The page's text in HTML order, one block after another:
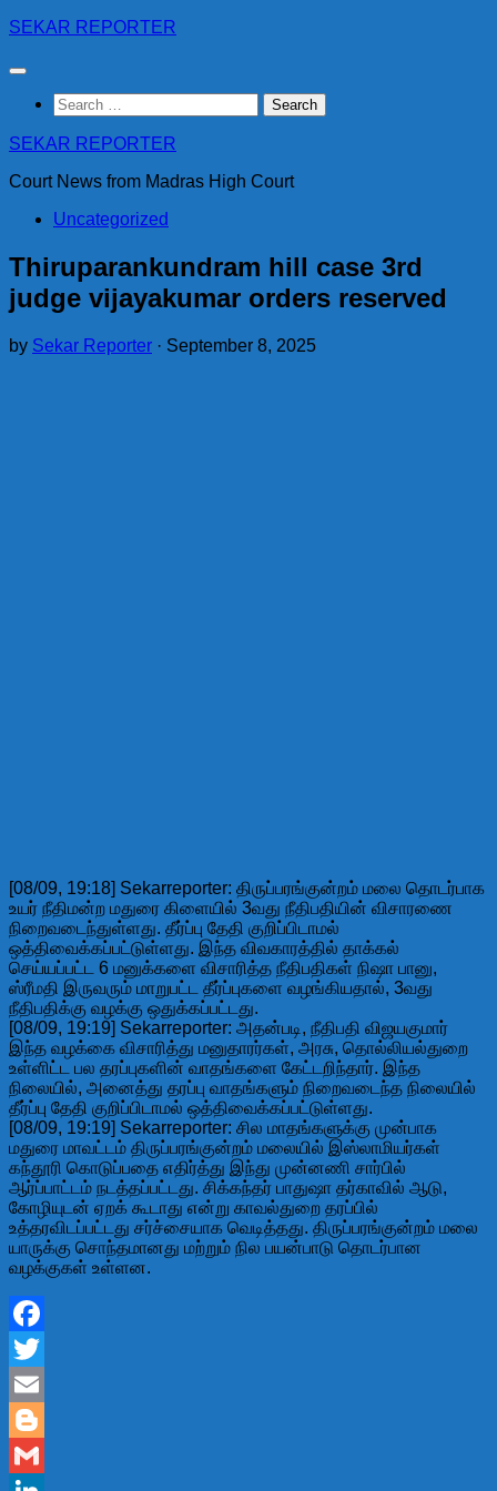
Skip
content
SEKAR REPORTER
Search
for:
SEKAR REPORTER
Court News from Madras High Court
Uncategorized
Thiruparankundram hill case 3rd
judge vijayakumar orders reserved
by Sekar Reporter · September 8, 2025
[08/09, 19:18] Sekarreporter: திருப்பரங்குன்றம் மலை தொடர்பாக
உயர் நீதிமன்ற மதுரை கிளையில் 3வது நீதிபதியின் விசாரணை
நிறைவடைந்துள்ளது. தீர்ப்பு தேதி குறிப்பிடாமல்
ஒத்திவைக்கப்பட்டுள்ளது. இந்த விவகாரத்தில் தாக்கல்
செய்யப்பட்ட 6 மனுக்களை விசாரித்த நீதிபதிகள் நிஷா பானு,
ஸ்ரீமதி இருவரும் மாறுபட்ட தீர்ப்புகளை வழங்கியதால், 3வது
நீதிபதிக்கு வழக்கு ஒதுக்கப்பட்டது.
[08/09, 19:19] Sekarreporter: அதன்படி, நீதிபதி விஜயகுமார்
இந்த வழக்கை விசாரித்து மனுதாரர்கள், அரசு, தொல்லியல்துறை
உள்ளிட்ட பல தரப்புகளின் வாதங்களை கேட்டறிந்தார். இந்த
நிலையில், அனைத்து தரப்பு வாதங்களும் நிறைவடைந்த நிலையில்
தீர்ப்பு தேதி குறிப்பிடாமல் ஒத்திவைக்கப்பட்டுள்ளது.
[08/09, 19:19] Sekarreporter: சில மாதங்களுக்கு முன்பாக
மதுரை மாவட்டம் திருப்பரங்குன்றம் மலையில் இஸ்லாமியர்கள்
கந்தூரி கொடுப்பதை எதிர்த்து இந்து முன்னணி சார்பில்
ஆர்ப்பாட்டம் நடத்தப்பட்டது. சிக்கந்தர் பாதுஷா தர்காவில் ஆடு,
கோழியுடன் ஏறக் கூடாது என்று காவல்துறை தரப்பில்
உத்தரவிடப்பட்டது சர்ச்சையாக வெடித்தது. திருப்பரங்குன்றம் மலை
யாருக்கு சொந்தமானது மற்றும் நில பயன்பாடு தொடர்பான
வழக்குகள் உள்ளன.
Facebook
Twitter
Email
Blogger